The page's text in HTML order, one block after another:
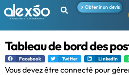
Obtenir un devis
Tableau de bord des
Facebook Twitter LinkedIn
Vous devez être connecté pour